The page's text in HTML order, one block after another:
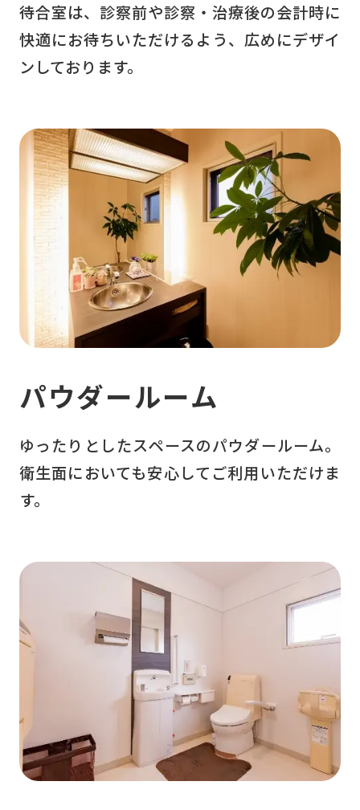
待合室は、診察前や診察・治療後の会計時に
快適にお待ちいただけるよう、広めにデザイ
ンしております。
パウダールーム
ゆったりとしたスペースのパウダールーム。
衛生面においても安心してご利用いただけま
す。